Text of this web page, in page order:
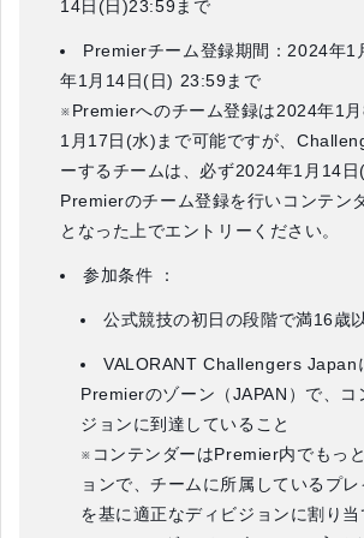
14日(日)23:59まで
Premierチーム登録期間：2024年1
年1月14日(日) 23:59まで
※Premierへのチーム登録は2024年1
1月17日(水)まで可能ですが、
ーするチームは、必ず2024年1月14
Premierのチーム登録を行いコンテン
となった上でエントリーください。
参加条件 ：
公式競技の初日の段階で満16歳
VALORANT Challengers Japan
Premierのゾーン（JAPAN）で、コ
ジョンに到達していること
※コンテンダーはPremier内でもっ
ョンで、チームに所属しているプ
を基に適正なディビジョンに割り当